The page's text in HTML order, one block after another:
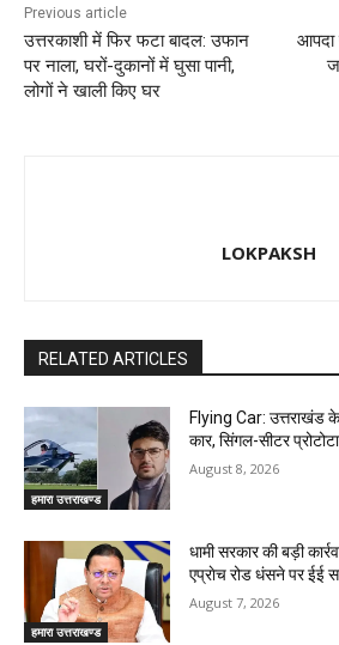
Previous article
उत्तरकाशी में फिर फटा बादल: उफान
पर नाला, घरों-दुकानों में घुसा पानी,
लोगों ने खाली किए घर
आपदा
LOKPAKSH
RELATED ARTICLES
हमारा उत्तराखण्ड
Flying Car: उत्तराखंड
कार, सिंगल-सीटर
August 8, 2026
हमारा उत्तराखण्ड
धामी सरकार की बड़ी
एप्राेच रोड धंसने पर ईई
August 7, 2026